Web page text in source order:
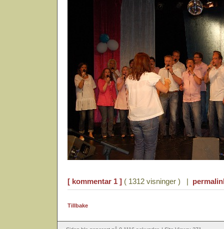
[ kommentar 1 ] ( 1312 visninger ) |
Tillbake